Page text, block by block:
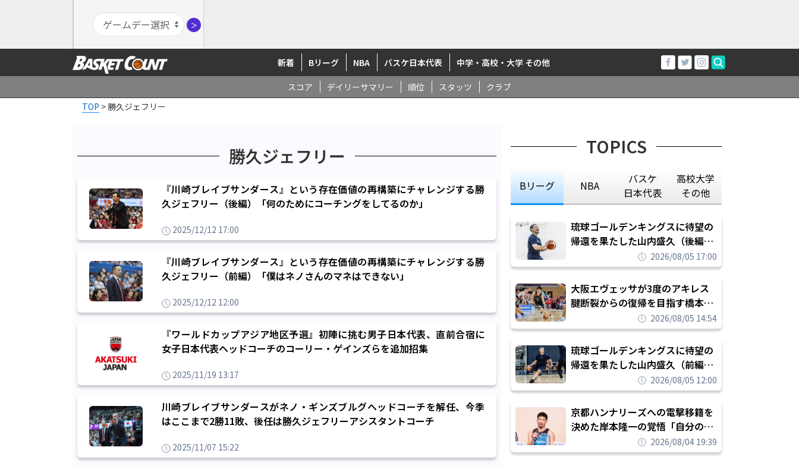
＞
新着 Bリーグ NBA バスケ日本代表 中学・高校・大学 その他
スコア デイリーサマリー 順位 スタッツ
クラブ
TOP > 勝久ジェフリー
勝久ジェフリー
『川崎ブレイブサンダース』という存在価値の再構築にチャレンジする勝
久ジェフリー（後編）「何のためにコーチングをしてるのか」
2025/12/12 17:00
『川崎ブレイブサンダース』という存在価値の再構築にチャレンジする勝
久ジェフリー（前編）「僕はネノさんのマネはできない」
2025/12/12 12:00
『ワールドカップアジア地区予選』初陣に挑む男子日本代表、直前合宿に
女子日本代表ヘッドコーチのコーリー・ゲインズらを追加招集
2025/11/19 13:17
川崎ブレイブサンダースがネノ・ギンズブルグヘッドコーチを解任、今季
はここまで2勝11敗、後任は勝久ジェフリーアシスタントコーチ
2025/11/07 15:22
TOPICS
Bリーグ NBA
バスケ
日本代表
高校大学
その他
琉球ゴールデンキングスに待望の
帰還を果たした山内盛久（後編）
「1人のウチナーンチュとしてみ
んなが誇りに思えるチームにして
いく」
2026/08/05 17:00
大阪エヴェッサが3度のアキレス
腱断裂からの復帰を目指す橋本拓
哉と契約を締結「もう一度コート
に立ちたい」
2026/08/05 14:54
琉球ゴールデンキングスに待望の
帰還を果たした山内盛久（前編）
「キングスが積み上げてきたもの
を次の世代に繋いでいくのがやり
甲斐」
2026/08/05 12:00
京都ハンナリーズへの電撃移籍を
決めた岸本隆一の覚悟「自分のエ
ゴというちっぽけなことのため
に、京都に来たわけではない」
2026/08/04 19:39